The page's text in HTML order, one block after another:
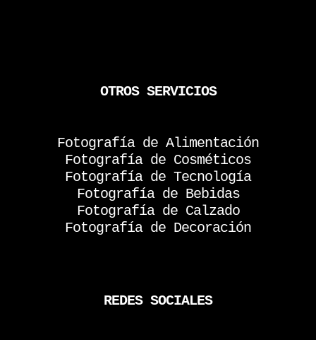
OTROS SERVICIOS
Fotografía de Alimentación
Fotografía de Cosméticos
Fotografía de Tecnología
Fotografía de Bebidas
Fotografía de Calzado
Fotografía de Decoración
REDES SOCIALES